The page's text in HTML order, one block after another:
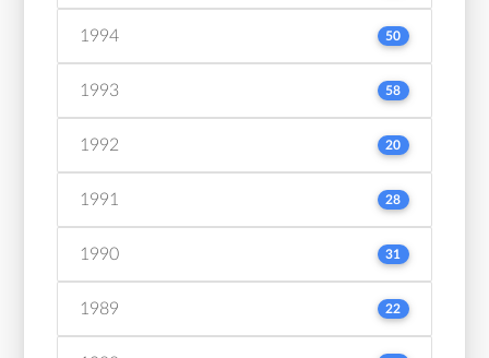
1994 50
1993 58
1992 20
1991 28
1990 31
1989 22